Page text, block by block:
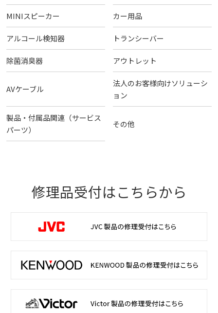
MINIスピーカー カー用品
アルコール検知器 トランシーバー
除菌消臭器 アウトレット
AVケーブル
法人のお客様向けソリューシ
ョン
製品・付属品関連（サービス
パーツ）
その他
修理品受付はこちらから